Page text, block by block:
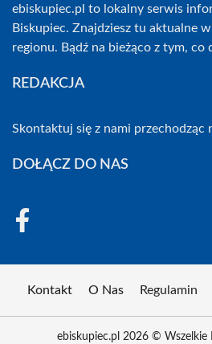
ebiskupiec.pl to lokalny serwis
Biskupiec. Znajdziesz tu aktualne
regionu. Bądź na bieżąco z tym, co
REDAKCJA
Skontaktuj się z nami przechodząc
DOŁĄCZ DO NAS
Kontakt O Nas Regulamin
ebiskupiec.pl 2026 © Wszelkie